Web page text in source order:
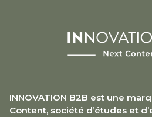
INNOVATION B2B est une
Content, société d’études et